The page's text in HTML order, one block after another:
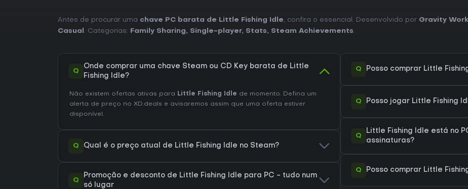
Antes de procurar uma chave PC barata de Little Fishing Idle, confira o essencial. Desenvolvido por Gravity
Casual . Categorias: Family Sharing, Single-player, Stats, Steam Achievements.
Q
Onde comprar uma chave Steam ou CD Key barata de Little
Fishing Idle?
Não existem ofertas ativas para Little Fishing Idle de momento. Defina um
alerta de preço no XD.deals e avisaremos assim que uma oferta estiver
disponível.
Q Qual é o preço atual de Little Fishing Idle no Steam?
Q
Promoção e desconto de Little Fishing Idle para PC - tudo num
só lugar
Q Posso comprar Little
Q Posso jogar Little Fishing
Q
Little Fishing Idle está no
assinaturas?
Q Posso comprar Little